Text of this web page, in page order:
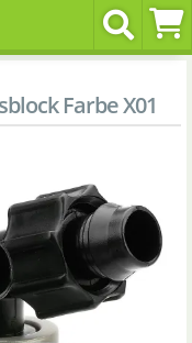
Farbe X01